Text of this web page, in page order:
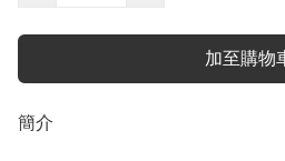
加至購物
簡介